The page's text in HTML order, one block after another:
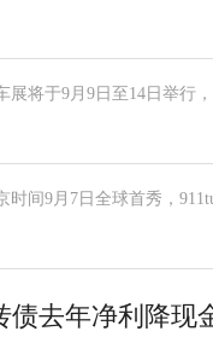
展将于9月9日至14日举行
时间9月7日全球首秀，
债去年净利降现